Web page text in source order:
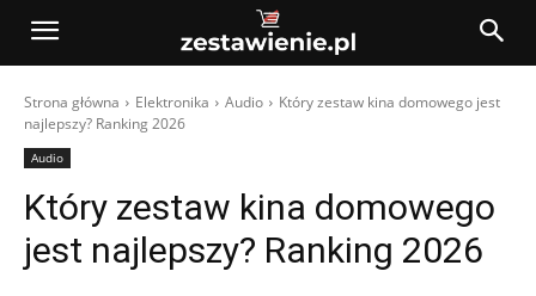
Strona główna Elektronika Audio
Który zestaw kina domowego jest
najlepszy? Ranking 2026
Audio
Który zestaw kina domowego
jest najlepszy? Ranking 2026